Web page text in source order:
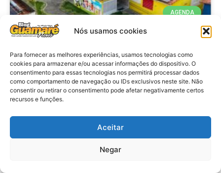
Nós usamos cookies
Para fornecer as melhores experiências, usamos tecnologias como
cookies para armazenar e/ou acessar informações do dispositivo. O
consentimento para essas tecnologias nos permitirá processar dados
como comportamento de navegação ou IDs exclusivos neste site. Não
consentir ou retirar o consentimento pode afetar negativamente certos
recursos e funções.
Aceitar
Negar
AGENDA
Agenda: 10ª Mostra Pedagógica
da Casa Durval Paiva acontecerá
nesta quarta-feira (29)